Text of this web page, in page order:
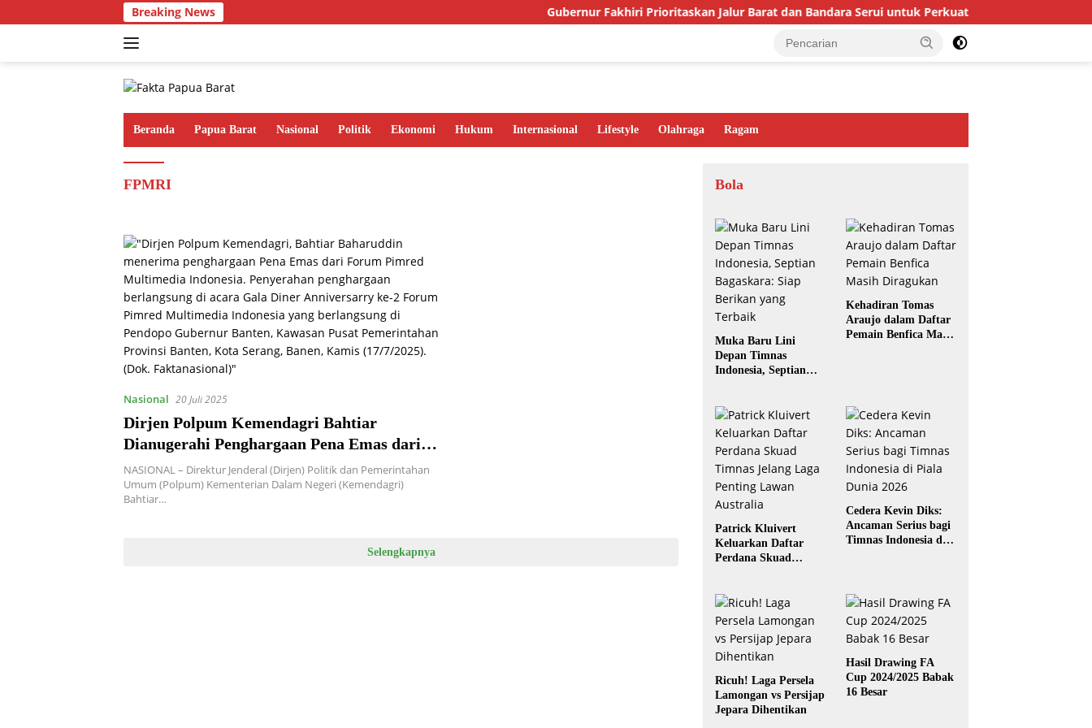
ke
Breaking News Gubernur Fakhiri Prioritaskan Jalur Barat dan Bandara Serui untuk Perkuat Ekonomi dan Layanan
Beranda Papua Barat Nasional Politik Ekonomi Hukum Internasional Lifestyle Olahraga Ragam
FPMRI
Nasional 20 Juli 2025
Dirjen Polpum Kemendagri Bahtiar
Dianugerahi Penghargaan Pena Emas dari
Forum Pimred Multimedia
NASIONAL – Direktur Jenderal (Dirjen) Politik dan Pemerintahan
Umum (Polpum) Kementerian Dalam Negeri (Kemendagri)
Bahtiar…
Selengkapnya
Bola
Muka Baru Lini
Depan Timnas
Indonesia, Septian
Kehadiran Tomas
Araujo dalam Daftar
Pemain Benfica Masih
Patrick Kluivert
Keluarkan Daftar
Perdana Skuad
Australia
Cedera Kevin Diks:
Ancaman Serius bagi
Timnas Indonesia di
Ricuh! Laga Persela
Lamongan vs Persijap
Jepara Dihentikan
Hasil Drawing FA
Cup 2024/2025 Babak
16 Besar